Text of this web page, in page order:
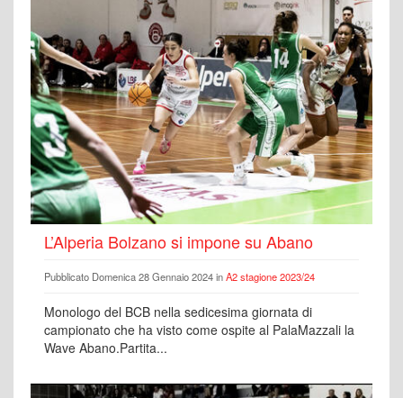
L’Alperia Bolzano si impone su Abano
Pubblicato Domenica 28 Gennaio 2024 inA2 stagione 2023/24
Monologo del BCB nella sedicesima giornata di
campionato che ha visto come ospite al PalaMazzali la
Wave Abano.Partita...